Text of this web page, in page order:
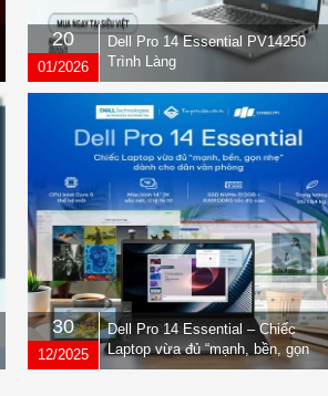
20
01/2026
Dell Pro 14 Essential PV14250
Trình Làng
30
12/2025
Dell Pro 14 Essential – Chiếc
Laptop vừa đủ “mạnh, bền, gọn
nhẹ” dành cho dân văn phòng